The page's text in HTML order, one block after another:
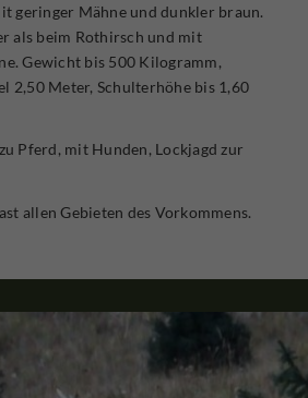
geringer Mähne und dunkler braun.
als beim Rothirsch und mit
Gewicht bis 500 Kilogramm,
2,50 Meter, Schulterhöhe bis 1,60
Pferd, mit Hunden, Lockjagd zur
allen Gebieten des Vorkommens.